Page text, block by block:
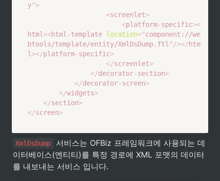
y">
<screenlet>
<platform-specific><
html><html-template location="component://we
btools/template/entity/XmlDsDump.ftl " /></htm
l></platform-specific>
</screenlet>
</decorator-section>
</decorator-screen>
</widgets>
</section>
</screen>
XmlDsDump
서비스는 OFBiz 프레임워크에 사용되는 데
이터베이스(엔티티)를 특정 경로에 XML 포맷의 데이터
를 내보내는 서비스 입니다.